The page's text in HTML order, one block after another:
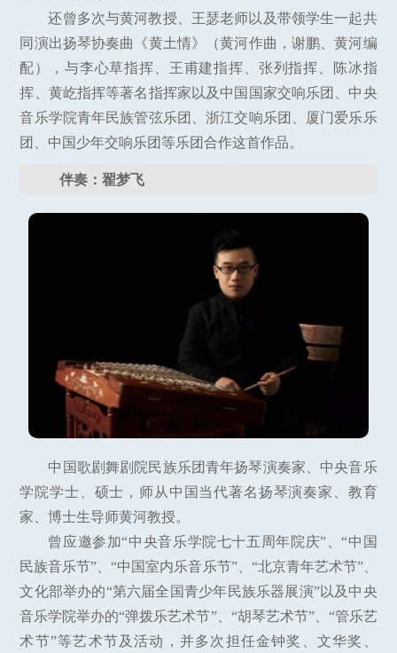
还曾多次与黄河教授、王瑟老师以及带领学生一起共
同演出扬琴协奏曲《黄土情》（黄河作曲，谢鹏、黄河编
配），与李心草指挥、王甫建指挥、张列指挥、陈冰指
挥、黄屹指挥等著名指挥家以及中国国家交响乐团、中央
音乐学院青年民族管弦乐团、浙江交响乐团、厦门爱乐乐
团、中国少年交响乐团等乐团合作这首作品。
伴奏：翟梦飞
中国歌剧舞剧院民族乐团青年扬琴演奏家、中央音乐
学院学士、硕士，师从中国当代著名扬琴演奏家、教育
家、博士生导师黄河教授。
曾应邀参加“中央音乐学院七十五周年院庆”、“中国
民族音乐节”、“中国室内乐音乐节”、“北京青年艺术节”、
文化部举办的“第六届全国青少年民族乐器展演”以及中央
音乐学院举办的“弹拨乐艺术节”、“胡琴艺术节”、“管乐艺
术节”等艺术节及活动，并多次担任金钟奖、文华奖、